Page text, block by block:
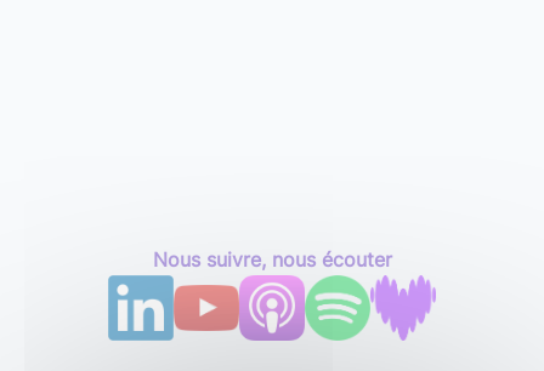
Nous suivre, nous écouter